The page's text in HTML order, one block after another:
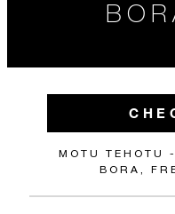
MOTU
BORA,